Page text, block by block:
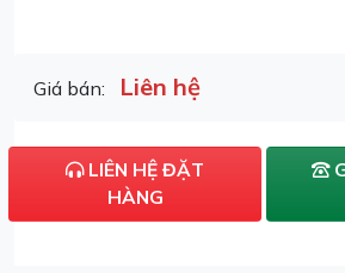
Giá bán: Liên hệ
LIÊN HỆ ĐẶT
HÀNG